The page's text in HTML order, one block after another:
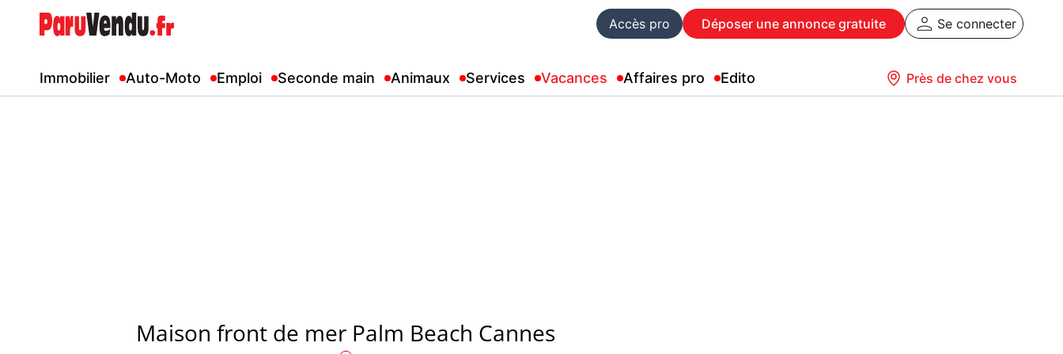
Accès pro Déposer une annonce gratuite Se connecter
Immobilier Auto-Moto Emploi Seconde main Animaux Services Vacances Affaires pro Edito Près de chez vous
Maison front de mer Palm Beach Cannes